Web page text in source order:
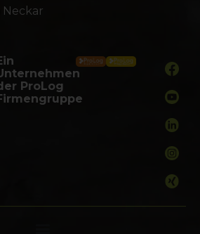
Neckar
ProLog